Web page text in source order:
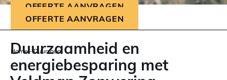
OFFERTE AANVRAGEN
OFFERTE AANVRAGEN
Home-Duurzaam
Duurzaamheid en
energiebesparing met